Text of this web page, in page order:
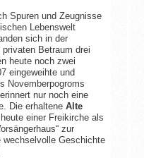
Spuren und Zeugnisse
Lebenswelt
sich in der
Betraum drei
heute noch zwei
eingeweihte und
Novemberpogroms
nur noch eine
Die erhaltene Alte
einer Freikirche als
zur
Geschichte